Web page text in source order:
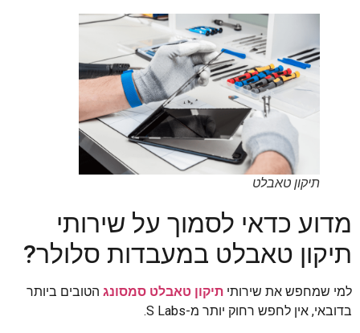
תיקון טאבלט
מדוע כדאי לסמוך על שירותי
תיקון טאבלט במעבדות סלולר?
למי שמחפש את שירותי תיקון טאבלט סמסונג הטובים ביותר
בדובאי, אין לחפש רחוק יותר מ-S Labs.